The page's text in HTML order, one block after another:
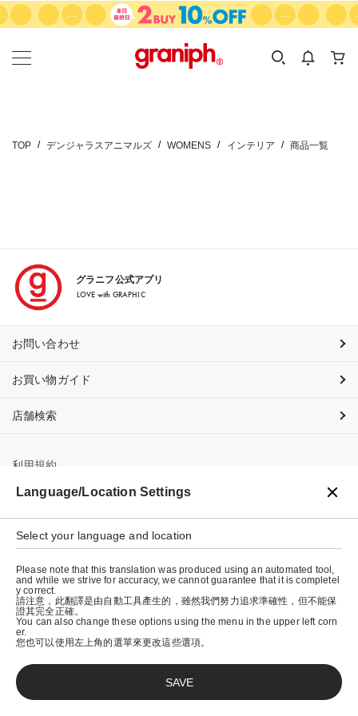
カテゴリーから探す
KIDS
カテゴリ
サイズ
TOP デンジャラスアニマルズ WOMENS インテリア 商品一覧
グラニフ公式アプリ
LOVE with GRAPHIC
お問い合わせ
お買い物ガイド
店舗検索
利用規約
プライバシーポリシー
特定商取引法に基づく表示
会社概要
© graniph inc.
Language/Location Settings
Select your language and location
Please note that this translation was produced using an automated tool,
and while we strive for accuracy, we cannot guarantee that it is completel
y correct.
請注意，此翻譯是由自動工具產生的，雖然我們努力追求準確性，但不能保
證其完全正確。
You can also change these options using the menu in the upper left corn
er.
您也可以使用左上角的選單來更改這些選項。
SAVE